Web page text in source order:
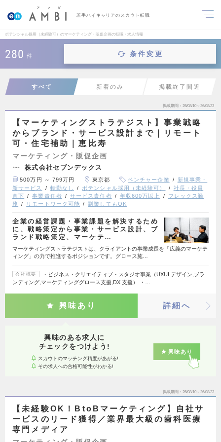
若手ハイキャリアのスカウト転職
ポテンシャル採用（未経験可）のマーケティング・販促企画の転職・求人情報
280 件 条件変更
すべて 新着のみ 掲載終了間近
掲載期間 26/08/10～26/08/23
【マーケティングストラテジスト】事業戦略
からブランド・サービス設計まで｜リモート
可・住宅補助｜恵比寿
マーケティング・販促企画
株式会社セブンデックス
500万円 ～ 799万円 東京都 ベンチャー企業
新規事業・
新サービス
転勤なし ポテンシャル採用（未経験可）
社長・役員
直下
事業責任者 サービス責任者 年収600万以上
フレックス勤
務
リモートワーク可能 副業してもOK
企業の経営課題・事業課題を解決するため
に、戦略策定から事業・サービス設計、ブ
ランド戦略策定、マーケテ…
マーケティングストラテジストは、クライアントの事業成長を「広義のマーケテ
ィング」の力で推進するポジションです。グロース施…
会社概要
・ビジネス・クリエイティブ・スタジオ事業（UXUI デザイン,ブラ
ンディング,マーケティンググロース支援,DX 支援） ・…
興味あり 詳細へ
興味のある求人に
チェックをつけよう!
スカウトのマッチング精度があがる!
その求人への合格可能性がわかる!
興味あり
掲載期間 26/08/10～26/08/23
【未経験OK！BtoBマーケティング】自社サ
ービスのリード獲得／業界最大級の歯科医療
専門メディア